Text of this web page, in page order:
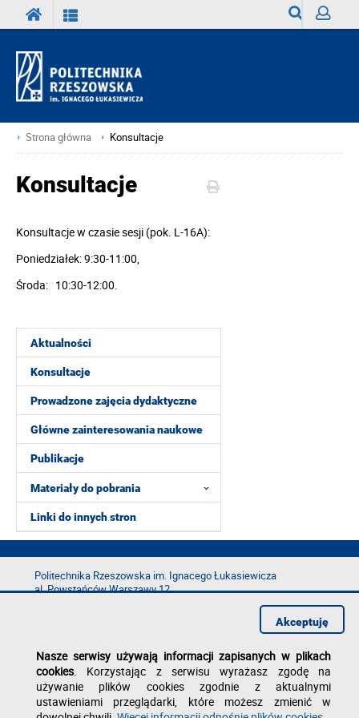
Strona główna Konsultacje
Aktualności
Konsultacje
Prowadzone zajęcia dydaktyczne
Główne zainteresowania naukowe
Publikacje
Materiały do pobrania
Linki do innych stron
Konsultacje
Konsultacje w czasie sesji (pok. L-16A):
Poniedziałek: 9:30-11:00,
Środa: 10:30-12:00.
Politechnika Rzeszowska im. Ignacego Łukasiewicza
al. Powstańców Warszawy 12
e-mail:kancelaria@prz.edu.pl
Deklaracja dostępności
Polityka prywatności
Zgłoś błąd na stronie
Nasze serwisy używają informacji zapisanych w plikach
cookies. Korzystając z serwisu wyrażasz zgodę na
używanie plików cookies zgodnie z aktualnymi
ustawieniami przeglądarki, które możesz zmienić w
Akceptuję